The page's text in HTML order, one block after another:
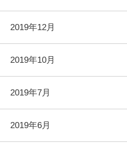
2019年12月
2019年10月
2019年7月
2019年6月